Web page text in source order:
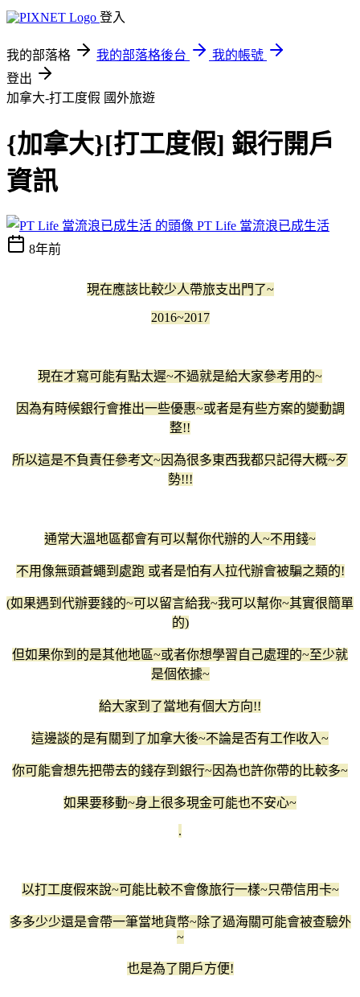
登入
我的部落格 我的部落格後台
我的帳號
登出
加拿大-打工度假 國外旅遊
{加拿大}[打工度假] 銀行開戶
資訊
PT Life 當流浪已成生活
8年前
現在應該比較少人帶旅支出門了~
2016~2017
現在才寫可能有點太遲~不過就是給大家參考用的~
因為有時候銀行會推出一些優惠~或者是有些方案的變動調
整!!
所以這是不負責任參考文~因為很多東西我都只記得大概~歹
勢!!!
通常大溫地區都會有可以幫你代辦的人~不用錢~
不用像無頭蒼蠅到處跑 或者是怕有人拉代辦會被騙之類的!
(如果遇到代辦要錢的~可以留言給我~我可以幫你~其實很簡單
的)
但如果你到的是其他地區~或者你想學習自己處理的~至少就
是個依據~
給大家到了當地有個大方向!!
這邊談的是有關到了加拿大後~不論是否有工作收入~
你可能會想先把帶去的錢存到銀行~因為也許你帶的比較多~
如果要移動~身上很多現金可能也不安心~
.
以打工度假來說~可能比較不會像旅行一樣~只帶信用卡~
多多少少還是會帶一筆當地貨幣~除了過海關可能會被查驗外
~
也是為了開戶方便!